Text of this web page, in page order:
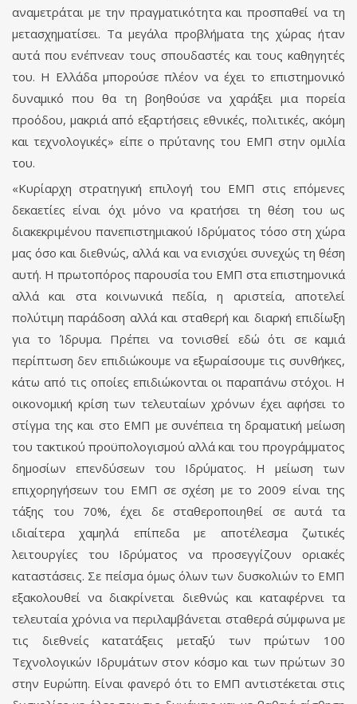
αναμετράται με την πραγματικότητα και προσπαθεί να τη
μετασχηματίσει. Τα μεγάλα προβλήματα της χώρας ήταν
αυτά που ενέπνεαν τους σπουδαστές και τους καθηγητές
του. Η Ελλάδα μπορούσε πλέον να έχει το επιστημονικό
δυναμικό που θα τη βοηθούσε να χαράξει μια πορεία
προόδου, μακριά από εξαρτήσεις εθνικές, πολιτικές, ακόμη
και τεχνολογικές» είπε ο πρύτανης του ΕΜΠ στην ομιλία
του.
«Κυρίαρχη στρατηγική επιλογή του ΕΜΠ στις επόμενες
δεκαετίες είναι όχι μόνο να κρατήσει τη θέση του ως
διακεκριμένου πανεπιστημιακού Ιδρύματος τόσο στη χώρα
μας όσο και διεθνώς, αλλά και να ενισχύει συνεχώς τη θέση
αυτή. Η πρωτοπόρος παρουσία του ΕΜΠ στα επιστημονικά
αλλά και στα κοινωνικά πεδία, η αριστεία, αποτελεί
πολύτιμη παράδοση αλλά και σταθερή και διαρκή επιδίωξη
για το Ίδρυμα. Πρέπει να τονισθεί εδώ ότι σε καμιά
περίπτωση δεν επιδιώκουμε να εξωραίσουμε τις συνθήκες,
κάτω από τις οποίες επιδιώκονται οι παραπάνω στόχοι. Η
οικονομική κρίση των τελευταίων χρόνων έχει αφήσει το
στίγμα της και στο ΕΜΠ με συνέπεια τη δραματική μείωση
του τακτικού προϋπολογισμού αλλά και του προγράμματος
δημοσίων επενδύσεων του Ιδρύματος. Η μείωση των
επιχορηγήσεων του ΕΜΠ σε σχέση με το 2009 είναι της
τάξης του 70%, έχει δε σταθεροποιηθεί σε αυτά τα
ιδιαίτερα χαμηλά επίπεδα με αποτέλεσμα ζωτικές
λειτουργίες του Ιδρύματος να προσεγγίζουν οριακές
καταστάσεις. Σε πείσμα όμως όλων των δυσκολιών το ΕΜΠ
εξακολουθεί να διακρίνεται διεθνώς και καταφέρνει τα
τελευταία χρόνια να περιλαμβάνεται σταθερά σύμφωνα με
τις διεθνείς κατατάξεις μεταξύ των πρώτων 100
Τεχνολογικών Ιδρυμάτων στον κόσμο και των πρώτων 30
στην Ευρώπη. Είναι φανερό ότι το ΕΜΠ αντιστέκεται στις